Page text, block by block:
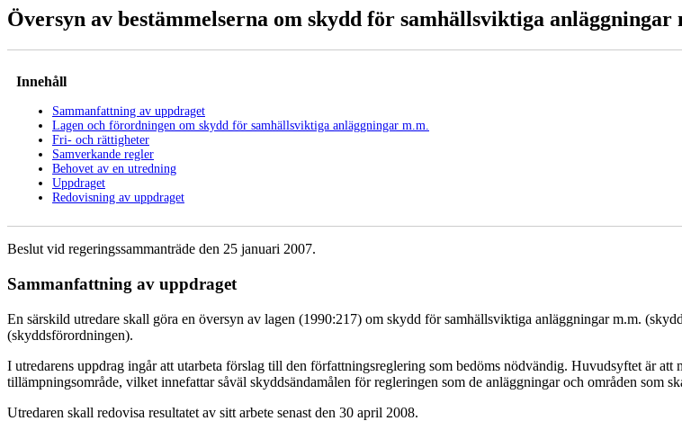
Översyn av bestämmelserna om skydd för samhällsviktiga anläggningar
Innehåll
Sammanfattning av uppdraget
Lagen och förordningen om skydd för samhällsviktiga anläggningar m.m.
Fri- och rättigheter
Samverkande regler
Behovet av en utredning
Uppdraget
Redovisning av uppdraget
Beslut vid regeringssammanträde den 25 januari 2007.
Sammanfattning av uppdraget
En särskild utredare skall göra en översyn av lagen (1990:217) om skydd för samhällsviktiga anläggningar m.m.
(skyddsförordningen).
I utredarens uppdrag ingår att utarbeta förslag till den författningsreglering som bedöms nödvändig. Huvudsyftet är
tillämpningsområde, vilket innefattar såväl skyddsändamålen för regleringen som de anläggningar och områden som
Utredaren skall redovisa resultatet av sitt arbete senast den 30 april 2008.